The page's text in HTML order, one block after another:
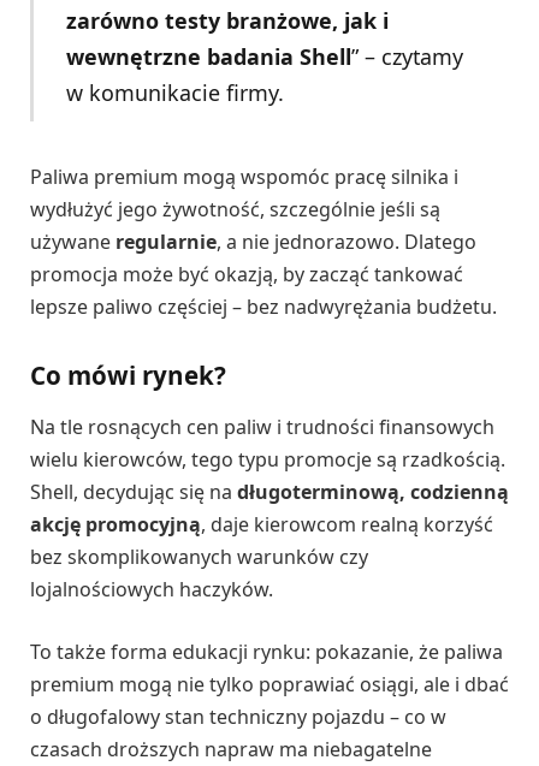
zarówno testy branżowe, jak i
wewnętrzne badania Shell” – czytamy
w komunikacie firmy.
Paliwa premium mogą wspomóc pracę silnika i
wydłużyć jego żywotność, szczególnie jeśli są
używane regularnie, a nie jednorazowo. Dlatego
promocja może być okazją, by zacząć tankować
lepsze paliwo częściej – bez nadwyrężania budżetu.
Co mówi rynek?
Na tle rosnących cen paliw i trudności finansowych
wielu kierowców, tego typu promocje są rzadkością.
Shell, decydując się na długoterminową, codzienną
akcję promocyjną, daje kierowcom realną korzyść
bez skomplikowanych warunków czy
lojalnościowych haczyków.
To także forma edukacji rynku: pokazanie, że paliwa
premium mogą nie tylko poprawiać osiągi, ale i dbać
o długofalowy stan techniczny pojazdu – co w
czasach droższych napraw ma niebagatelne